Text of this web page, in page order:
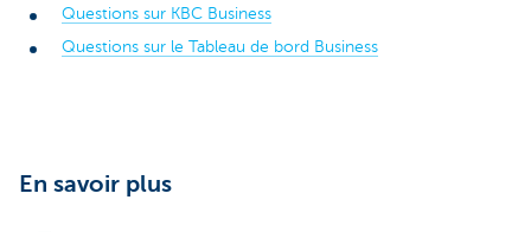
Questions sur KBC Business
Questions sur le Tableau de bord Business
En savoir plus